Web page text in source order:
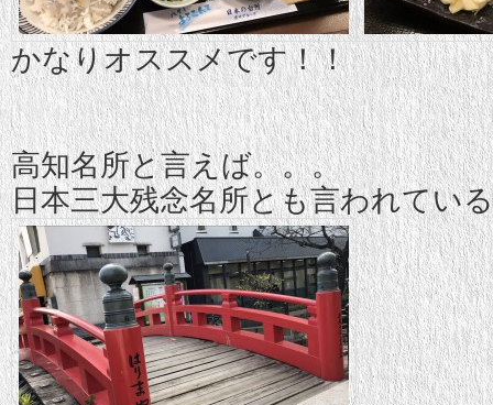
かなりオススメです！！
高知名所と言えば。。。
日本三大残念名所とも言われてい